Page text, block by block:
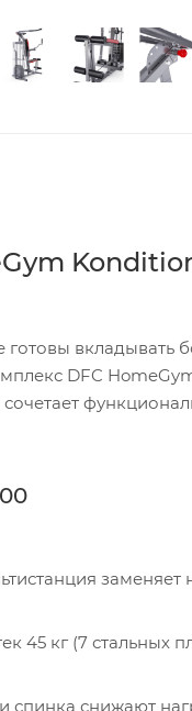
вкладывать
DFC
сочетает